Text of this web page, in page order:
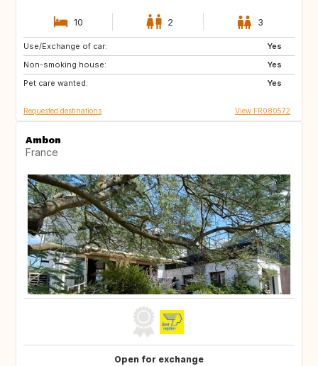
10 2 3
Use/Exchange of car:
Yes
Non-smoking house:
Yes
Pet care wanted:
Yes
ES
DK
SK
Requested destinations View FR080572
Ambon
France
Open for exchange